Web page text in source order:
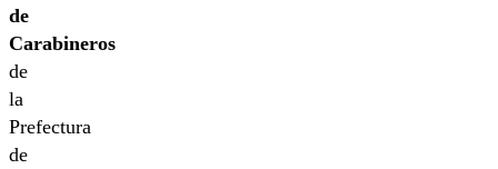
de
Carabineros
de
la
Prefectura
de